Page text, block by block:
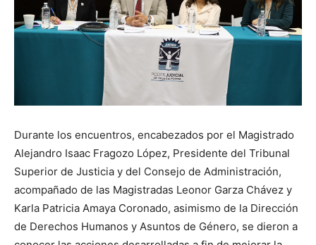
Durante los encuentros, encabezados por el Magistrado
Alejandro Isaac Fragozo López, Presidente del Tribunal
Superior de Justicia y del Consejo de Administración,
acompañado de las Magistradas Leonor Garza Chávez y
Karla Patricia Amaya Coronado, asimismo de la Dirección
de Derechos Humanos y Asuntos de Género, se dieron a